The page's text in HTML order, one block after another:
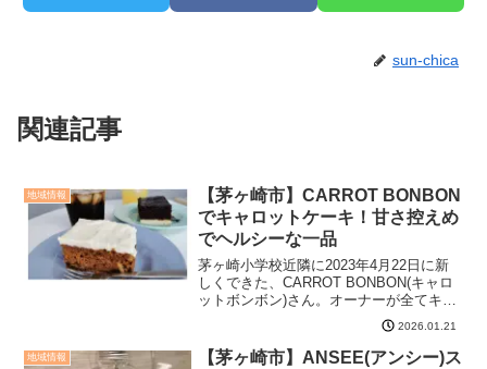
sun-chica
関連記事
地域情報
【茅ヶ崎市】CARROT BONBON
でキャロットケーキ！甘さ控えめ
でヘルシーな一品
茅ヶ崎小学校近隣に2023年4月22日に新
しくできた、CARROT BONBON(キャロ
ットボンボン)さん。オーナーが全てキャ
ロットケーキやクッキーなどを手作り
で、販売されています。CARROT
BONBONは明るく心地よい空間とても気
2026.01.21
地域情報
【茅ヶ崎市】ANSEE(アンシー)ス